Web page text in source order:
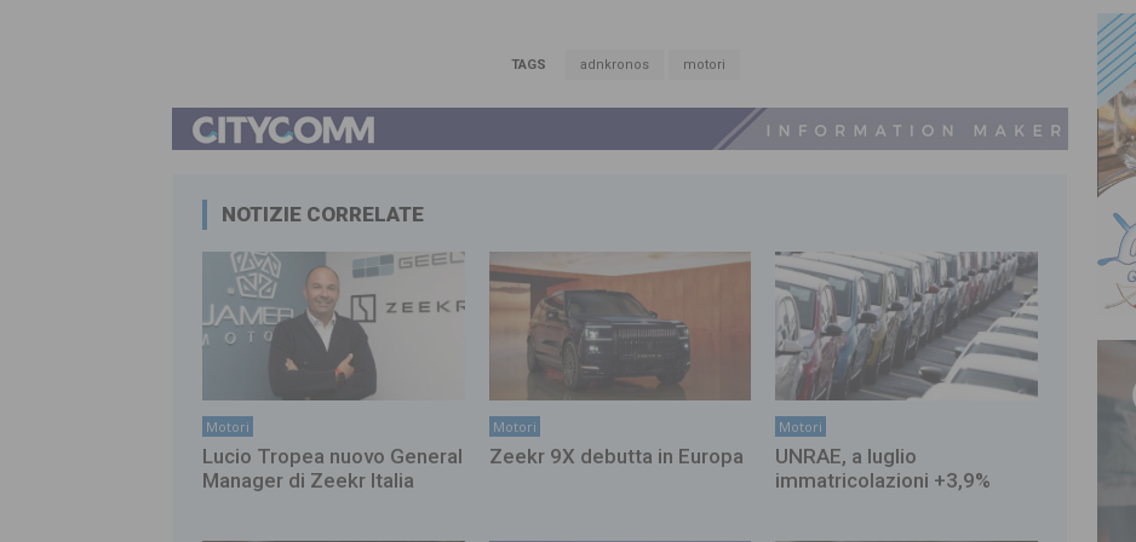
TAGS adnkronos motori
NOTIZIE CORRELATE
Motori
Lucio Tropea nuovo General
Manager di Zeekr Italia
Motori
Zeekr 9X debutta in Europa
Motori
UNRAE, a luglio
immatricolazioni +3,9%